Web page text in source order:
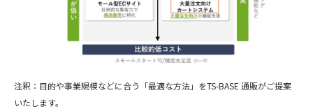
注釈：目的や事業規模などに合う「最適な方法」をTS-BASE 通販がご提案
いたします。